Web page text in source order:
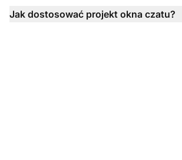
Jak dostosować projekt okna czatu?